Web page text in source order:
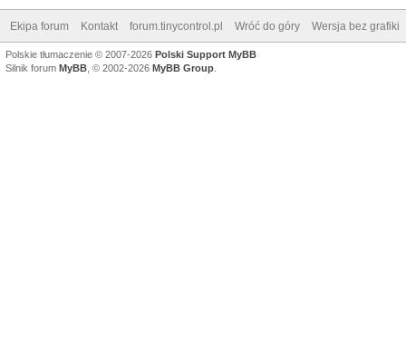
Ekipa forum Kontakt forum.tinycontrol.pl Wróć do góry Wersja bez grafiki
Polskie tłumaczenie © 2007-2026 Polski Support MyBB
Silnik forum MyBB , © 2002-2026 MyBB Group